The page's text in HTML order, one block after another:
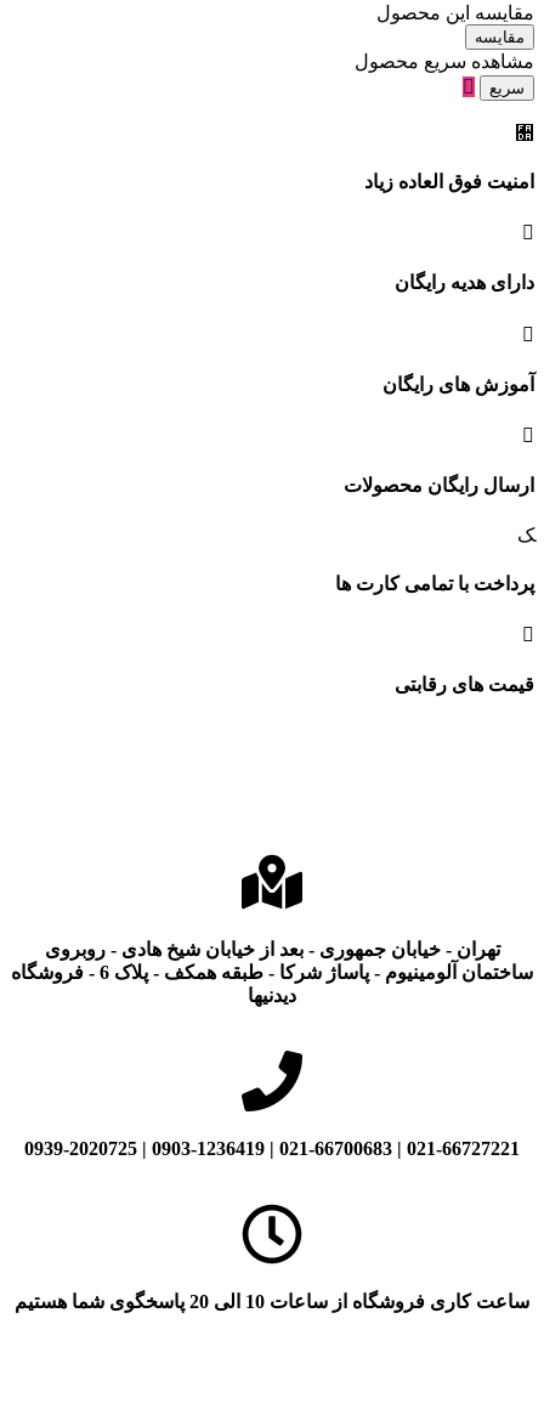
مقایسه این محصول
مقایسه
مشاهده سریع محصول
سریع
امنیت فوق العاده زیاد
دارای هدیه رایگان
آموزش های رایگان
ارسال رایگان محصولات
پرداخت با تمامی کارت ها
قیمت های رقابتی
تهران - خیابان جمهوری - بعد از خیابان شیخ هادی - روبروی
ساختمان آلومینیوم - پاساژ شرکا - طبقه همکف - پلاک 6 - فروشگاه
دیدنیها
021-66727221 | 021-66700683 | 0903-1236419 | 0939-2020725
ساعت کاری فروشگاه از ساعات 10 الی 20 پاسخگوی شما هستیم